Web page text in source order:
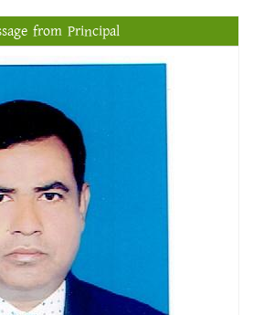
from Principal